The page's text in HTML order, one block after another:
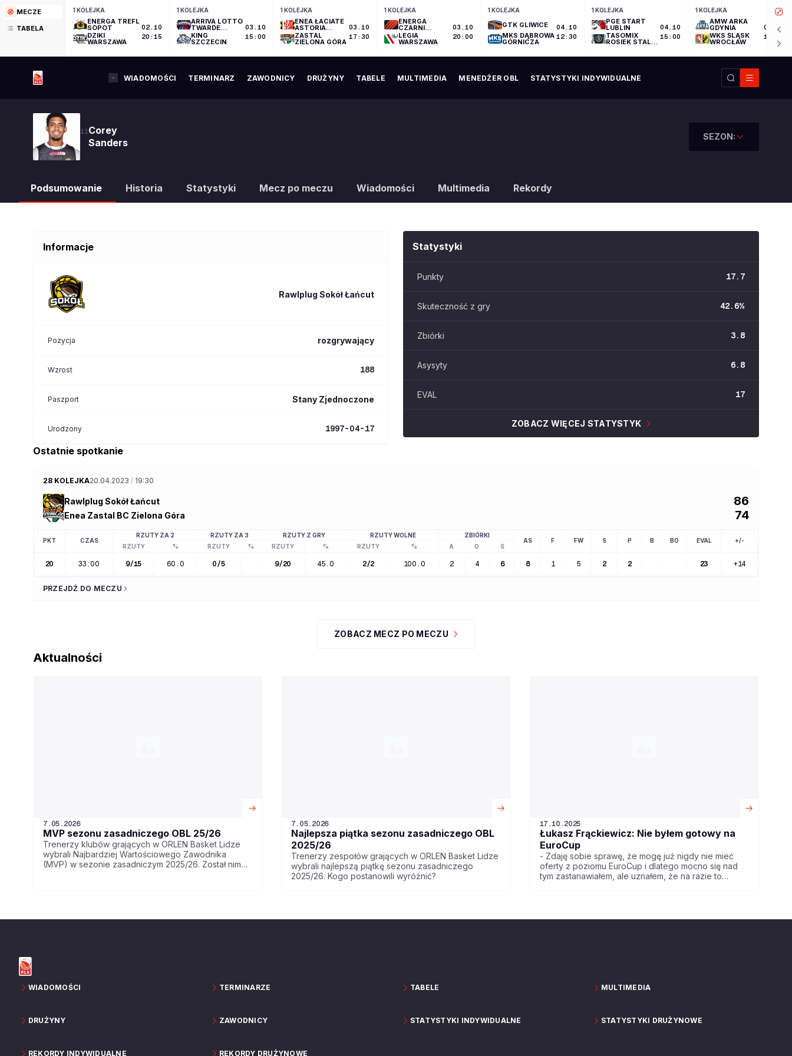
MECZE
TABELA
1 KOLEJKA
ENERGA TREFL
SOPOT
DZIKI
WARSZAWA
02.10
20:15
1 KOLEJKA
ARRIVA LOTTO
TWARDE
PIERNIKI
TORUŃ
KING
SZCZECIN
03.10
15:00
1 KOLEJKA
ENEA ŁACIATE
ASTORIA
BYDGOSZCZ
ZASTAL
ZIELONA GÓRA
03.10
17:30
1 KOLEJKA
ENERGA
CZARNI
SŁUPSK
LEGIA
WARSZAWA
03.10
20:00
1 KOLEJKA
GTK GLIWICE
MKS DĄBROWA
GÓRNICZA
04.10
12:30
1 KOLEJKA
PGE START
LUBLIN
TASOMIX
ROSIEK STAL
WIELKOPOLSKI
04.10
15:00
1 KOLEJKA
AMW ARKA
GDYNIA
WKS ŚLĄSK
WROCŁAW
04.10
17:30
WIADOMOŚCI TERMINARZ ZAWODNICY DRUŻYNY TABELE MULTIMEDIA MENEDŻER OBL STATYSTYKI INDYWIDUALNE
11Corey
Sanders
SEZON:
Podsumowanie Historia Statystyki Mecz po meczu Wiadomości Multimedia Rekordy
Informacje
Rawlplug Sokół Łańcut
Pozycja rozgrywający
Wzrost 188
Paszport Stany Zjednoczone
Urodzony 1997-04-17
Statystyki
Punkty 17.7
Skuteczność z gry 42.6%
Zbiórki 3.8
Asysyty 6.8
EVAL 17
ZOBACZ WIĘCEJ STATYSTYK
Ostatnie spotkanie
28 KOLEJKA20.04.2023 / 19:30
Rawlplug Sokół Łańcut 86
Enea Zastal BC Zielona Góra 74
PKT CZAS
RZUTY ZA 2 RZUTY ZA 3 RZUTY Z GRY RZUTY WOLNE ZBIÓRKI
AS F FW S P B BO EVAL
+/-
RZUTY
% RZUTY % RZUTY % RZUTY % A O S
20 33:00 9/15 60.0 0/5 9/20 45.0 2/2 100.0 2 4 6 8 1 5 2 2 23 +14
PRZEJDŹ DO MECZU
ZOBACZ MECZ PO MECZU
Aktualności
7.05.2026
MVP sezonu zasadniczego OBL 25/26
Trenerzy klubów grających w ORLEN Basket Lidze
wybrali Najbardziej Wartościowego Zawodnika
(MVP) w sezonie zasadniczym 2025/26. Został nim
7.05.2026
Najlepsza piątka sezonu zasadniczego OBL
2025/26
Trenerzy zespołów grających w ORLEN Basket Lidze
wybrali najlepszą piątkę sezonu zasadniczego
2025/26. Kogo postanowili wyróżnić?
17.10.2025
Łukasz Frąckiewicz: Nie byłem gotowy na
EuroCup
- Zdaję sobie sprawę, że mogę już nigdy nie mieć
oferty z poziomu EuroCup i dlatego mocno się nad
tym zastanawiałem, ale uznałem, że na razie to
WIADOMOŚCI TERMINARZE TABELE MULTIMEDIA
DRUŻYNY ZAWODNICY STATYSTYKI INDYWIDUALNE STATYSTYKI DRUŻYNOWE
REKORDY INDYWIDUALNE REKORDY DRUŻYNOWE